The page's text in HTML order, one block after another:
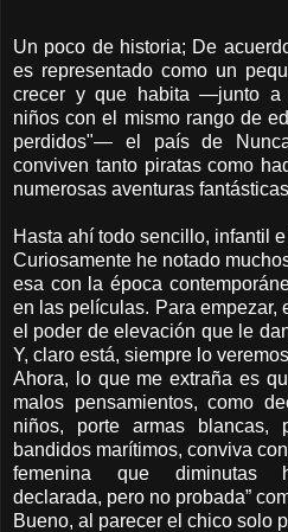
Un poco de historia; De
es representado como un
crecer y que habita—junto a
niños con el mismo rango de
perdidos"— el país de
conviven tanto piratas como
numerosas aventuras
Hasta ahí todo sencillo, infantil
Curiosamente he notado
esa con la época
en las películas. Para empezar,
el poder de elevación que le
Y, claro está, siempre lo
Ahora, lo que me extraña es
malos pensamientos, como
niños, porte armas blancas,
bandidos marítimos, conviva
femenina que diminutas
declarada, pero no probada”
Bueno, al parecer el chico solo